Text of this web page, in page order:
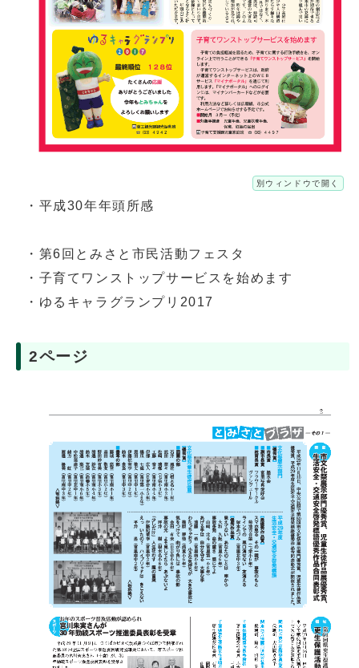
別ウィンドウで開く
・平成30年年頭所感
・第6回とみさと市民活動フェスタ
・子育てワンストップサービスを始めます
・ゆるキャラグランプリ2017
2ページ